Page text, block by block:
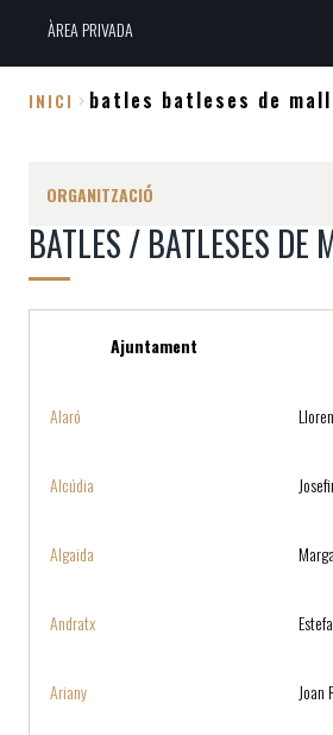
ÀREA PRIVADA
INICI batles batleses de
ORGANITZACIÓ
BATLES / BATLESES DE
Ajuntament
Alaró
Alcúdia
Algaida
Andratx
Ariany Joan